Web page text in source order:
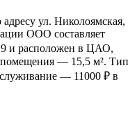
ул. Николоямская,
ООО составляет
и расположен в ЦАО,
помещения — 15,5 м². Тип
— 11000 ₽ в